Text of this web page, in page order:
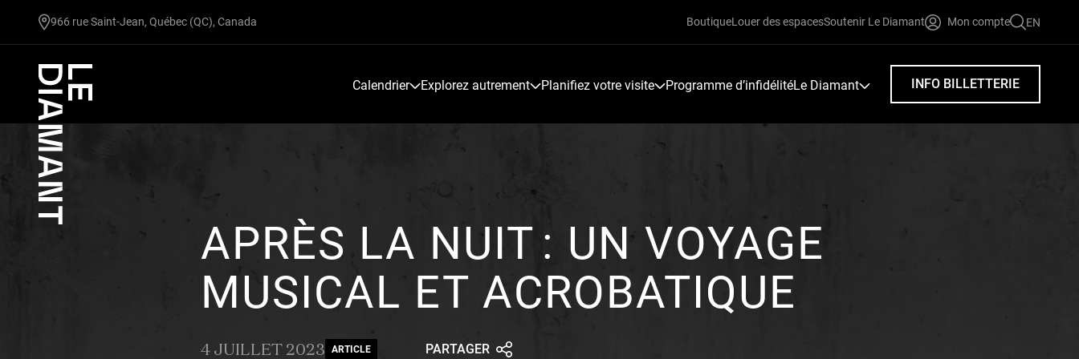
Calendrier Explorez autrement Planifiez votre visite Programme d’infidélitéLe Diamant INFO BILLETTERIE
966 rue Saint-Jean, Québec (QC), Canada BoutiqueLouer des espacesSoutenir Le Diamant Mon compte
FAIRE
UNE
EN
APRÈS LA NUIT : UN VOYAGE
MUSICAL ET ACROBATIQUE
4 JUILLET 2023 ARTICLE PARTAGER